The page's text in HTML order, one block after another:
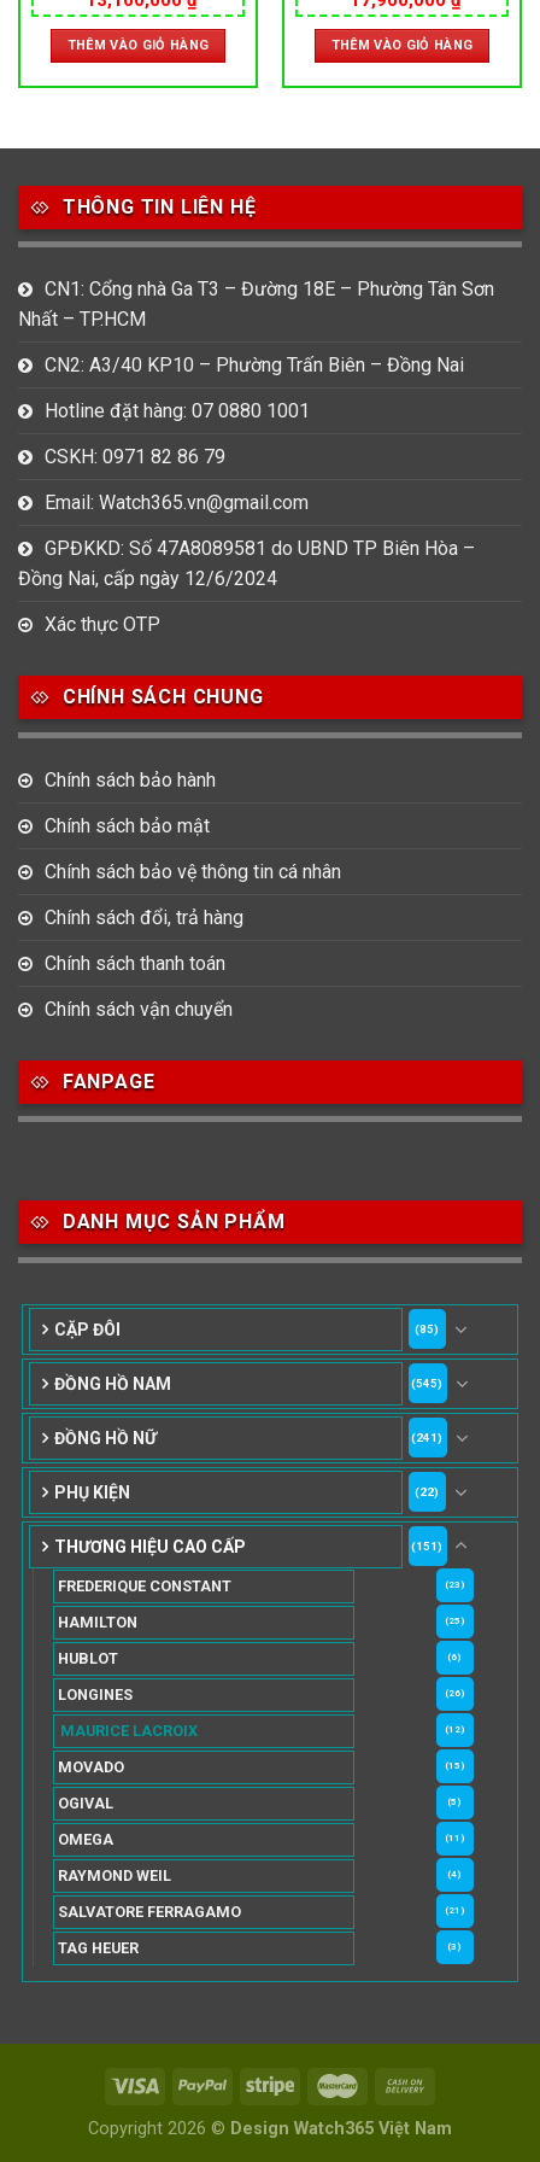
gốc
là:
15,900,000 ₫.
hiện
tại
là:
13,100,000 ₫.
THÊM VÀO GIỎ HÀNG
gốc
là:
20,000,000 ₫.
hiện
tại
là:
THÊM VÀO GIỎ HÀNG
THÔNG TIN LIÊN HỆ
CN1: Cổng nhà Ga T3 – Đường 18E – Phường Tân Sơn
Nhất – TP.HCM
CN2: A3/40 KP10 – Phường Trấn Biên – Đồng Nai
Hotline đặt hàng: 07 0880 1001
CSKH: 0971 82 86 79
Email: Watch365.vn@gmail.com
GPĐKKD: Số 47A8089581 do UBND TP Biên Hòa –
Đồng Nai, cấp ngày 12/6/2024
Xác thực OTP
CHÍNH SÁCH CHUNG
Chính sách bảo hành
Chính sách bảo mật
Chính sách bảo vệ thông tin cá nhân
Chính sách đổi, trả hàng
Chính sách thanh toán
Chính sách vận chuyển
FANPAGE
DANH MỤC SẢN PHẨM
CẶP ĐÔI (85)
ĐỒNG HỒ NAM (545)
ĐỒNG HỒ NỮ (241)
PHỤ KIỆN (22)
THƯƠNG HIỆU CAO CẤP (151)
FREDERIQUE CONSTANT (23)
HAMILTON (25)
HUBLOT (6)
LONGINES (26)
MAURICE LACROIX (12)
MOVADO (15)
OGIVAL (5)
OMEGA (11)
RAYMOND WEIL (4)
SALVATORE FERRAGAMO (21)
TAG HEUER (3)
Copyright 2026 © Design Watch365 Việt Nam